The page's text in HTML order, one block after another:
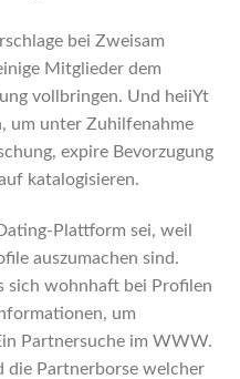
bei Zweisam
Mitglieder dem
vollbringen. Und heiiYt
um unter Zuhilfenahme
expire Bevorzugung
katalogisieren.
Plattform sei, weil
auszumachen sind.
sich wohnhaft bei Profilen
um
Partnersuche im WWW.
die Partnerborse welcher